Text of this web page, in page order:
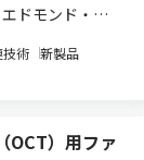
ドモンド・オ
ムを同社の製品
（製品ペー
技術 新製品
OCT）用ファ